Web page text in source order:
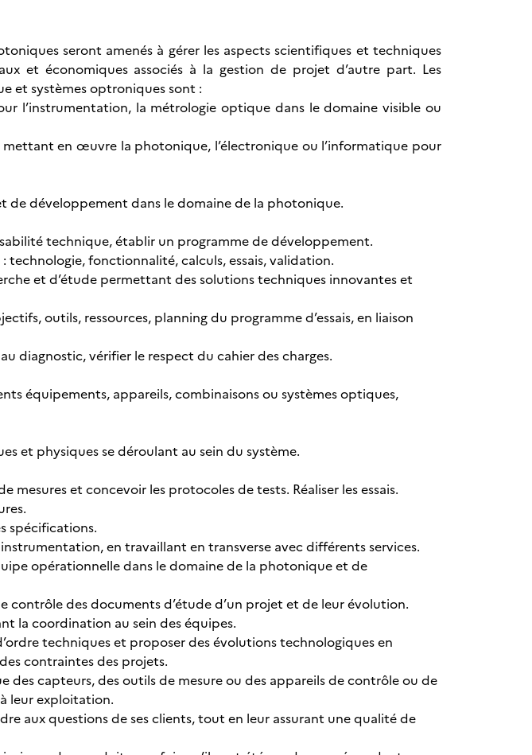
seront amenés à gérer les aspects scientifiques et techniques
et économiques associés à la gestion de projet d’autre part. Les
et systèmes optroniques sont :
l’instrumentation, la métrologie optique dans le domaine visible ou
en œuvre la photonique, l’électronique ou l’informatique pour
de développement dans le domaine de la photonique.
technique, établir un programme de développement.
technologie, fonctionnalité, calculs, essais, validation.
et d’étude permettant des solutions techniques innovantes et
outils, ressources, planning du programme d’essais, en liaison
diagnostic, vérifier le respect du cahier des charges.
équipements, appareils, combinaisons ou systèmes optiques,
et physiques se déroulant au sein du système.
et concevoir les protocoles de tests. Réaliser les essais.
spécifications.
en travaillant en transverse avec différents services.
opérationnelle dans le domaine de la photonique et de
contrôle des documents d’étude d’un projet et de leur évolution.
la coordination au sein des équipes.
techniques et proposer des évolutions technologiques en
contraintes des projets.
des capteurs, des outils de mesure ou des appareils de contrôle ou de
leur exploitation.
aux questions de ses clients, tout en leur assurant une qualité de